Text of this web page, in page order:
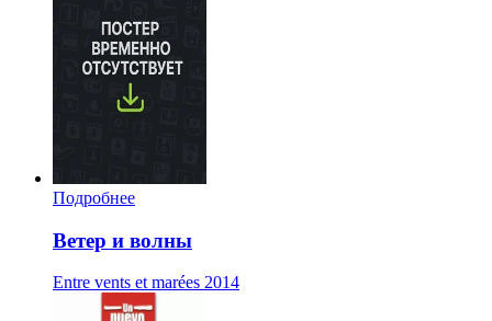
Подробнее
Ветер и волны
Entre vents et marées 2014